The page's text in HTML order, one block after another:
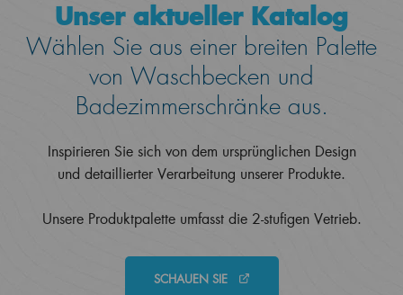
Unser aktueller Katalog
Wählen Sie aus einer breiten Palette
von Waschbecken und
Badezimmerschränke aus.
Inspirieren Sie sich von dem ursprünglichen Design
und detaillierter Verarbeitung unserer Produkte.
Unsere Produktpalette umfasst die 2-stufigen Vetrieb.
SCHAUEN SIE